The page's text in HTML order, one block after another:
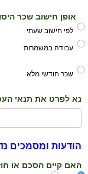
אופן חישוב שכר
לפי חישוב שעתי
עבודה במשמרות
שכר חודשי מלא
נא לפרט את תנאי
הודעות ומסמכים
האם קיים הסכם או